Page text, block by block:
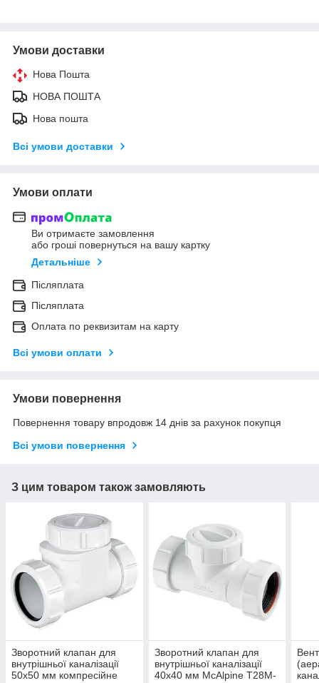
Умови доставки
Нова Пошта
НОВА ПОШТА
Нова пошта
Всі умови доставки
Умови оплати
Ви отримаєте замовлення
або гроші повернуться на вашу картку
Детальніше
Післяплата
Післяплата
Оплата по реквизитам на карту
Всі умови оплати
Умови повернення
Повернення товару впродовж 14 днів за рахунок покупця
Всі умови повернення
З цим товаром також замовляють
Зворотний клапан для
внутрішньої каналізації
50х50 мм компресійне
Зворотний клапан для
внутрішньої каналізації
40х40 мм McAlpine T28M-